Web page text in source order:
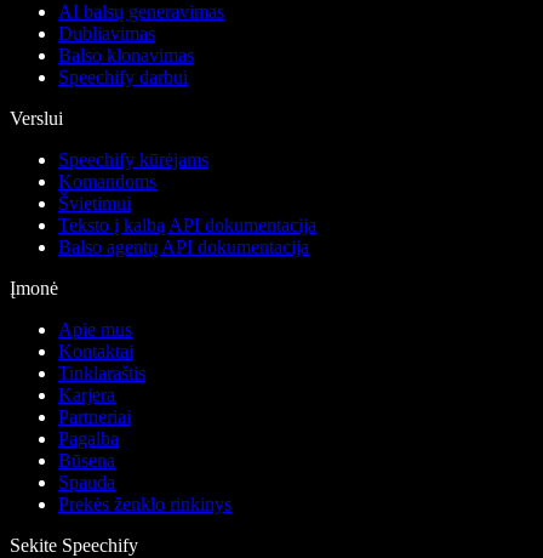
AI balsų generavimas
Dubliavimas
Balso klonavimas
Speechify darbui
Verslui
Speechify kūrėjams
Komandoms
Švietimui
Teksto į kalbą API dokumentacija
Balso agentų API dokumentacija
Įmonė
Apie mus
Kontaktai
Tinklaraštis
Karjera
Partneriai
Pagalba
Būsena
Spauda
Prekės ženklo rinkinys
Sekite Speechify